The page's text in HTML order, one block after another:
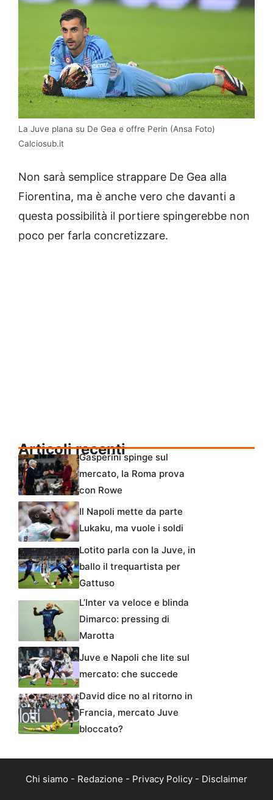
La Juve plana su De Gea e offre Perin (Ansa Foto)
Calciosub.it
Non sarà semplice strappare De Gea alla
Fiorentina, ma è anche vero che davanti a
questa possibilità il portiere spingerebbe non
poco per farla concretizzare.
Articoli recenti
Gasperini spinge sul
mercato, la Roma prova
con Rowe
Il Napoli mette da parte
Lukaku, ma vuole i soldi
Lotito parla con la Juve, in
ballo il trequartista per
Gattuso
L’Inter va veloce e blinda
Dimarco: pressing di
Marotta
Juve e Napoli che lite sul
mercato: che succede
David dice no al ritorno in
Francia, mercato Juve
bloccato?
Chi siamo - Redazione - Privacy Policy - Disclaimer